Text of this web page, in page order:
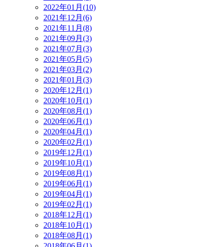
2022年01月(10)
2021年12月(6)
2021年11月(8)
2021年09月(3)
2021年07月(3)
2021年05月(5)
2021年03月(2)
2021年01月(3)
2020年12月(1)
2020年10月(1)
2020年08月(1)
2020年06月(1)
2020年04月(1)
2020年02月(1)
2019年12月(1)
2019年10月(1)
2019年08月(1)
2019年06月(1)
2019年04月(1)
2019年02月(1)
2018年12月(1)
2018年10月(1)
2018年08月(1)